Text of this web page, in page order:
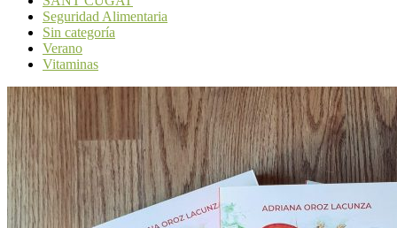
Seguridad Alimentaria
Sin categoría
Verano
Vitaminas